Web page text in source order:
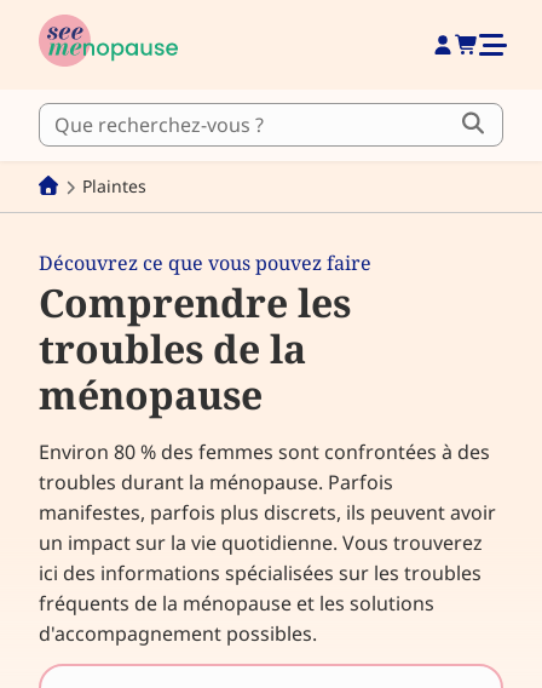
Plaintes
Découvrez ce que vous pouvez faire
Comprendre les
troubles de la
ménopause
Environ 80 % des femmes sont confrontées à des
troubles durant la ménopause. Parfois
manifestes, parfois plus discrets, ils peuvent avoir
un impact sur la vie quotidienne. Vous trouverez
ici des informations spécialisées sur les troubles
fréquents de la ménopause et les solutions
d'accompagnement possibles.